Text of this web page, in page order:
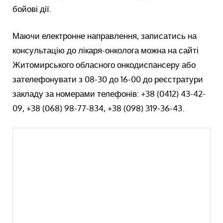
бойові дії.
Маючи електронне направлення, записатись на
консультацію до лікаря-онколога можна на сайті
Житомирського обласного онкодиспансеру або
зателефонувати з 08-30 до 16-00 до реєстратури
закладу за номерами телефонів: +38 (0412) 43-42-
09, +38 (068) 98-77-834, +38 (098) 319-36-43.